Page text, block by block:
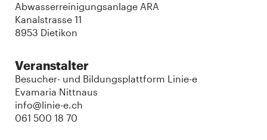
Abwasserreinigungsanlage ARA
Kanalstrasse 11
8953 Dietikon
Veranstalter
Besucher- und Bildungsplattform Linie-e
Evamaria Nittnaus
info@linie-e.ch
061 500 18 70